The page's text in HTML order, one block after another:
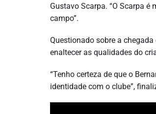
Gustavo Scarpa. “O Scarpa
campo”.
Questionado sobre a
enaltecer as qualidades do
“Tenho certeza de que o
identidade com o clube”,